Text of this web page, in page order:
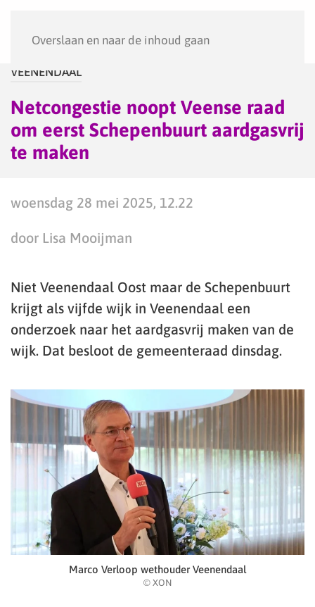
Overslaan en naar de inhoud gaan
VEENENDAAL
Netcongestie noopt Veense raad
om eerst Schepenbuurt aardgasvrij
te maken
woensdag 28 mei 2025, 12.22
door Lisa Mooijman
Niet Veenendaal Oost maar de Schepenbuurt
krijgt als vijfde wijk in Veenendaal een
onderzoek naar het aardgasvrij maken van de
wijk. Dat besloot de gemeenteraad dinsdag.
Marco Verloop wethouder Veenendaal
© XON